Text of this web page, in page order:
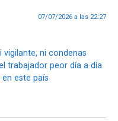
07/07/2026 a las 22:27
ni condenas
trabajador peor día a día
este país